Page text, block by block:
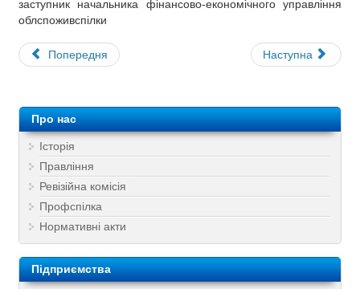
заступник начальника фінансово-економічного управління
облспоживспілки
Попередня Наступна
Про нас
Історія
Правління
Ревізійна комісія
Профспілка
Нормативні акти
Підприємства